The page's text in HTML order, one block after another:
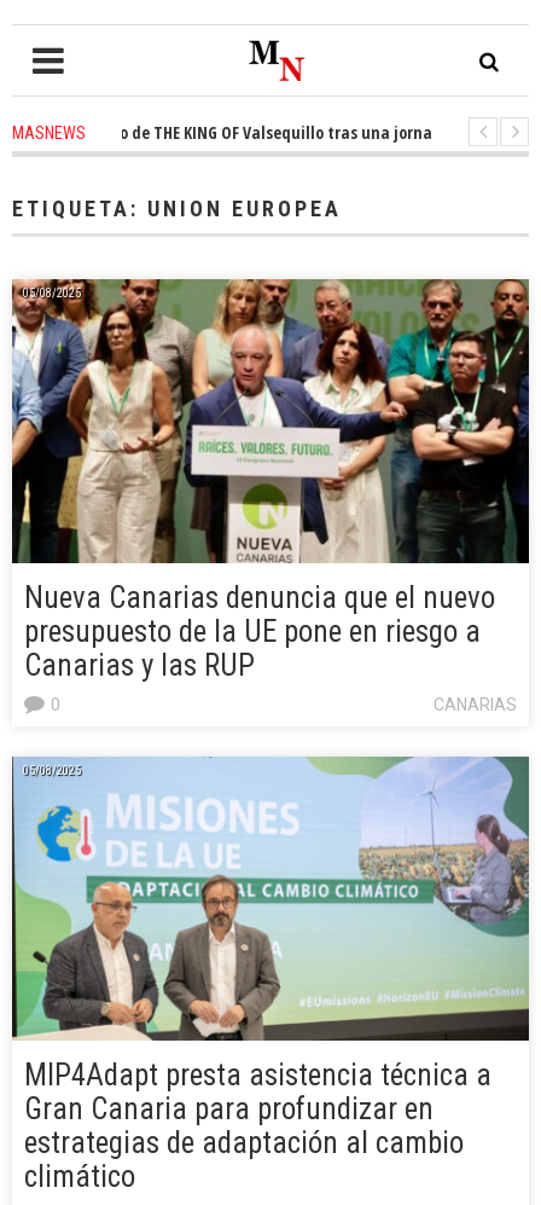
MASNEWS
de THE KING OF Valsequillo tras una jornada de baloncesto urbano
ETIQUETA: UNION EUROPEA
05/08/2025
Nueva Canarias denuncia que el nuevo
presupuesto de la UE pone en riesgo a
Canarias y las RUP
CANARIAS
0
05/08/2025
MIP4Adapt presta asistencia técnica a
Gran Canaria para profundizar en
estrategias de adaptación al cambio
climático